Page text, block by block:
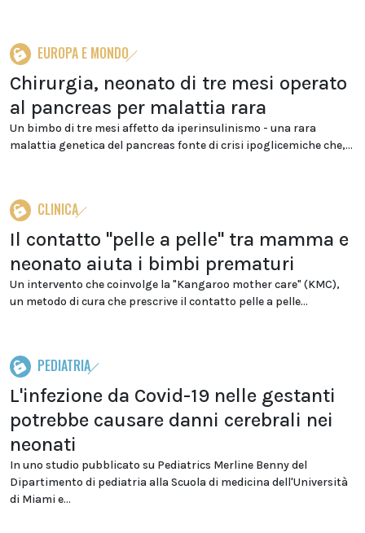
EUROPA E MONDO
Chirurgia, neonato di tre mesi operato
al pancreas per malattia rara
Un bimbo di tre mesi affetto da iperinsulinismo - una rara
malattia genetica del pancreas fonte di crisi ipoglicemiche che,...
CLINICA
Il contatto "pelle a pelle" tra mamma e
neonato aiuta i bimbi prematuri
Un intervento che coinvolge la "Kangaroo mother care" (KMC),
un metodo di cura che prescrive il contatto pelle a pelle...
PEDIATRIA
L'infezione da Covid-19 nelle gestanti
potrebbe causare danni cerebrali nei
neonati
In uno studio pubblicato su Pediatrics Merline Benny del
Dipartimento di pediatria alla Scuola di medicina dell'Università
di Miami e...